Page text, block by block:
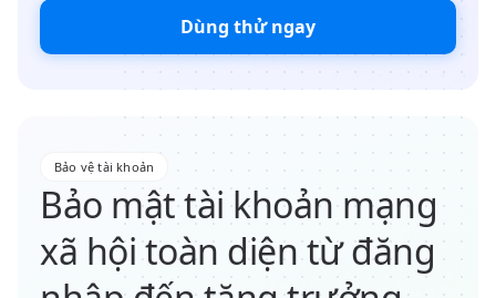
Dùng thử ngay
Bảo vệ tài khoản
Bảo mật tài khoản mạng
xã hội toàn diện từ đăng